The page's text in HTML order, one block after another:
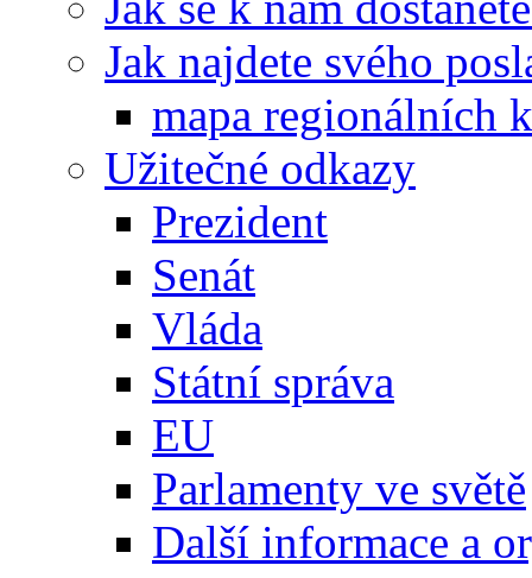
Jak najdete svého
mapa regionálních
Užitečné odkazy
Prezident
Senát
Vláda
Státní správa
EU
Parlamenty ve světě
Další informace a